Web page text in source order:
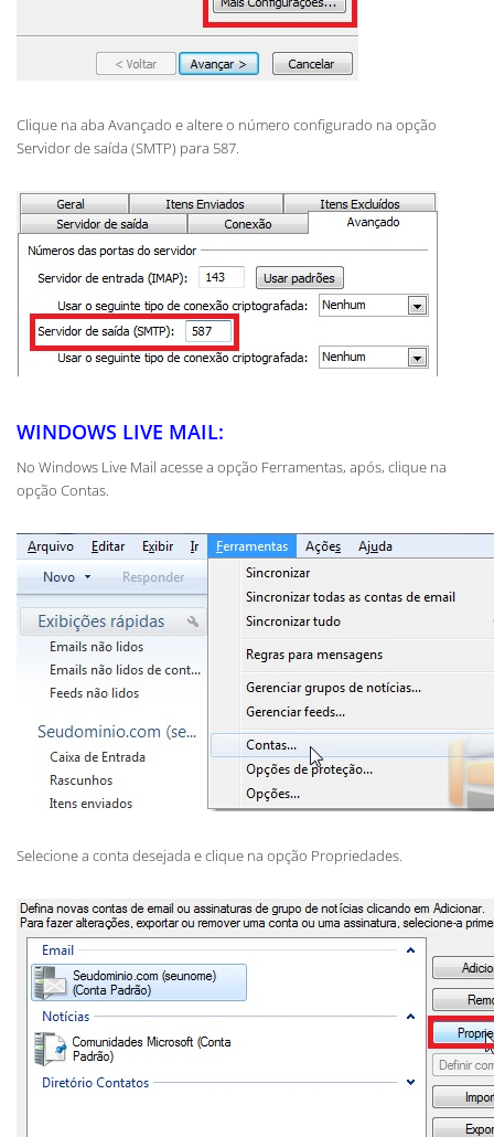
Clique na aba Avançado e altere o número configurado na opção
Servidor de saída (SMTP) para 587.
WINDOWS LIVE MAIL:
No Windows Live Mail acesse a opção Ferramentas, após, clique na
opção Contas.
Selecione a conta desejada e clique na opção Propriedades.